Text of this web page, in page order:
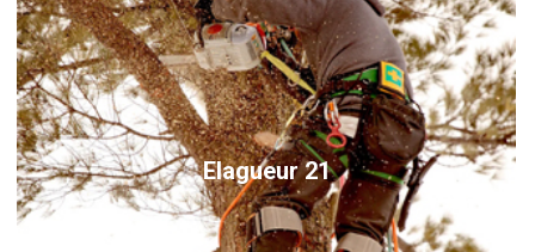
Elagueur 21